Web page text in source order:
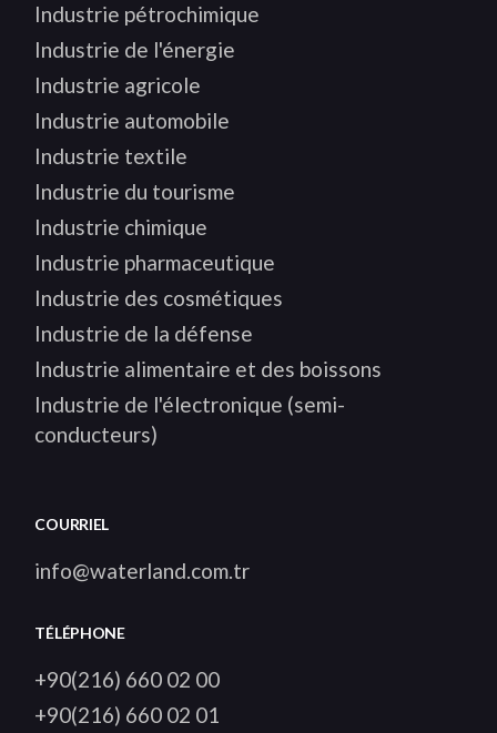
Industrie pétrochimique
Industrie de l'énergie
Industrie agricole
Industrie automobile
Industrie textile
Industrie du tourisme
Industrie chimique
Industrie pharmaceutique
Industrie des cosmétiques
Industrie de la défense
Industrie alimentaire et des boissons
Industrie de l'électronique (semi-
conducteurs)
COURRIEL
info@waterland.com.tr
TÉLÉPHONE
+90(216) 660 02 00
+90(216) 660 02 01